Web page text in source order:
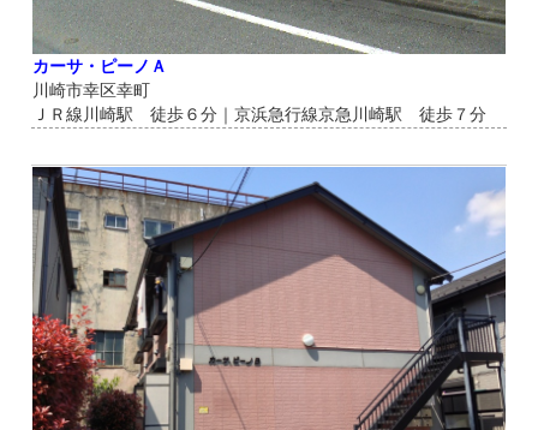
カーサ・ピーノＡ
川崎市幸区幸町
ＪＲ線川崎駅 徒歩６分｜京浜急行線京急川崎駅 徒歩７分